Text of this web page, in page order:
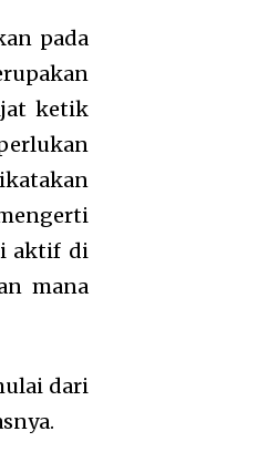
pada
ketik
aktif di
mana
dari